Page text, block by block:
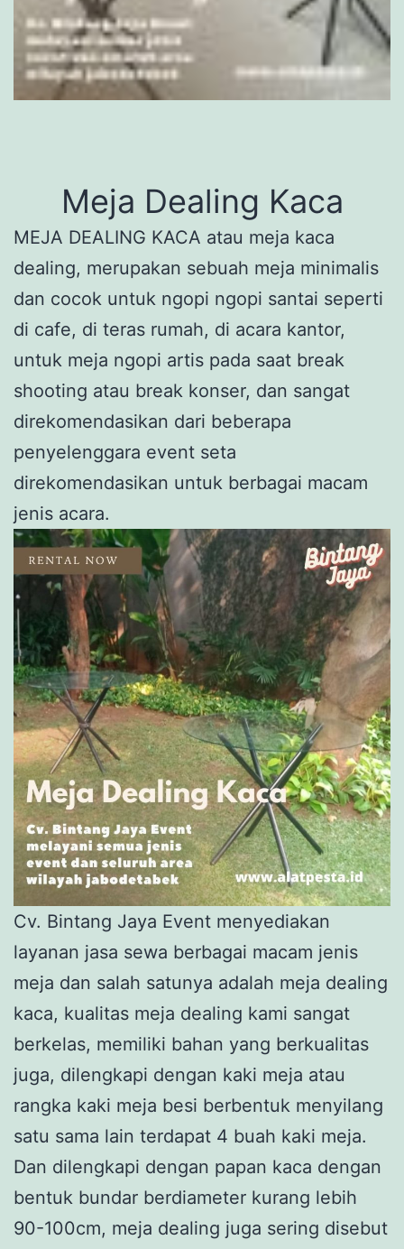
Meja Dealing Kaca
MEJA DEALING KACA atau meja kaca
dealing, merupakan sebuah meja minimalis
dan cocok untuk ngopi ngopi santai seperti
di cafe, di teras rumah, di acara kantor,
untuk meja ngopi artis pada saat break
shooting atau break konser, dan sangat
direkomendasikan dari beberapa
penyelenggara event seta
direkomendasikan untuk berbagai macam
jenis acara.
Cv. Bintang Jaya Event menyediakan
layanan jasa sewa berbagai macam jenis
meja dan salah satunya adalah meja dealing
kaca, kualitas meja dealing kami sangat
berkelas, memiliki bahan yang berkualitas
juga, dilengkapi dengan kaki meja atau
rangka kaki meja besi berbentuk menyilang
satu sama lain terdapat 4 buah kaki meja.
Dan dilengkapi dengan papan kaca dengan
bentuk bundar berdiameter kurang lebih
90-100cm, meja dealing juga sering disebut